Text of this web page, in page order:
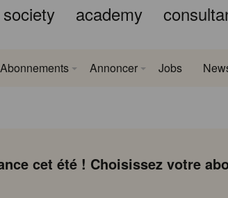
society academy
Abonnements Annoncer Jobs
cet été ! Choisissez votre